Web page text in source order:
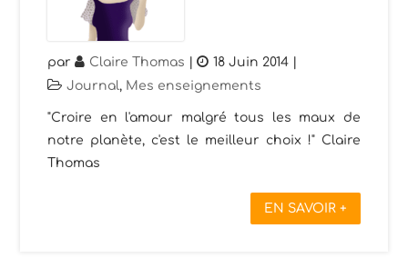
par Claire Thomas | 18 Juin 2014
Journal, Mes enseignements
"Croire en l'amour malgré tous les maux de
notre planète, c'est le meilleur choix !" Claire
Thomas
EN SAVOIR +